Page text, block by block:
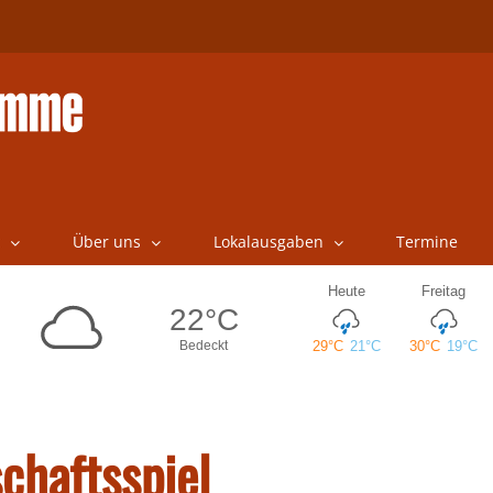
Über uns Lokalausgaben Termine